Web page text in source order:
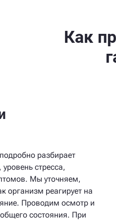
Как
разбирает
стресса,
Мы уточняем,
организм реагирует на
Проводим осмотр и
состояния. При